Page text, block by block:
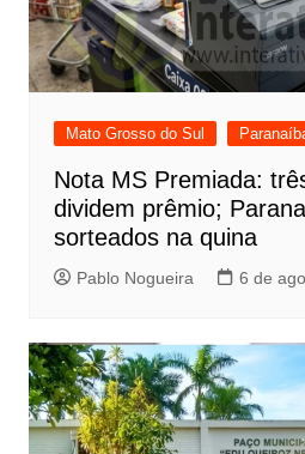
Mato Grosso do Sul
Nota MS Premiada:
dividem prêmio;
sorteados na quina
Pablo Nogueira 6 de